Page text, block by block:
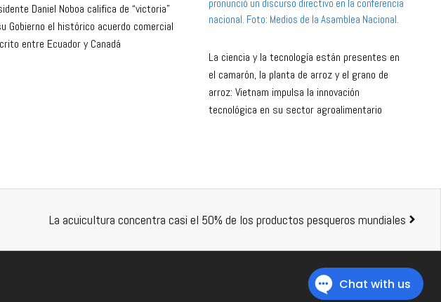
Daniel Noboa califica de “victoria”
Gobierno el histórico acuerdo comercial
entre Ecuador y Canadá
La ciencia y la tecnología están presentes en
el camarón, la planta de arroz y el grano de
arroz: Vietnam impulsa la innovación
tecnológica en su sector agroalimentario
La acuicultura concentra casi el 50% de los productos pesqueros mundiales